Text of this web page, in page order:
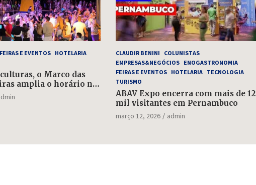
FEIRAS E EVENTOS
HOTELARIA
o Marco das
amplia o horário no
de maio
CLAUDIR BENINI
COLUNISTAS
EMPRESAS&NEGÓCIOS ENOGASTRONOMIA
FEIRAS E EVENTOS HOTELARIA TECNOLOGIA
TURISMO
ABAV Expo encerra com mais de 12
mil visitantes em Pernambuco
março 12, 2026 admin